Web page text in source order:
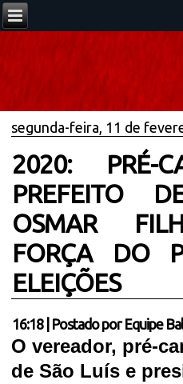
segunda-feira, 11 de
2020: PRÉ-
PREFEITO
OSMAR
FORÇA DO
ELEIÇÕES
16:18| Postado por Equipe
O vereador, pré-
de São Luís e